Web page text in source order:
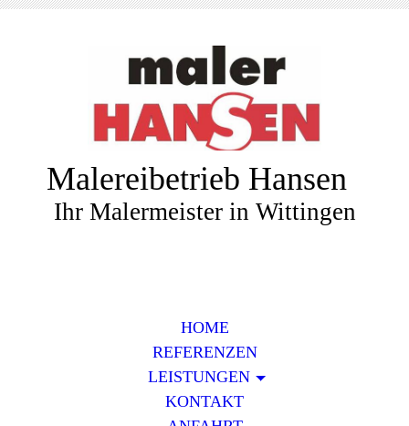
Malereibetrieb Hansen
Ihr Malermeister in Wittingen
HOME
REFERENZEN
LEISTUNGEN
KONTAKT